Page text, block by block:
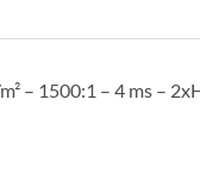
– 1500:1 – 4 ms –